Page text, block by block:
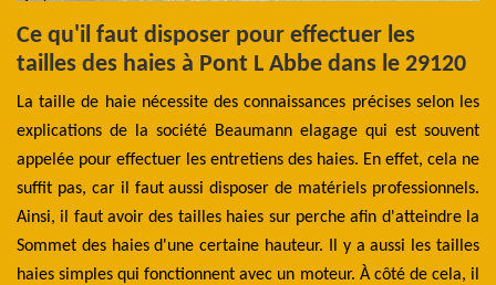
Ce qu'il faut disposer pour effectuer les
tailles des haies à Pont L Abbe dans le 29120
La taille de haie nécessite des connaissances précises selon les
explications de la société Beaumann elagage qui est souvent
appelée pour effectuer les entretiens des haies. En effet, cela ne
suffit pas, car il faut aussi disposer de matériels professionnels.
Ainsi, il faut avoir des tailles haies sur perche afin d'atteindre la
Sommet des haies d'une certaine hauteur. Il y a aussi les tailles
haies simples qui fonctionnent avec un moteur. À côté de cela, il